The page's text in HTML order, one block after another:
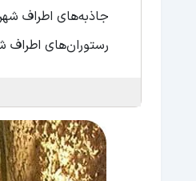
جاذبه‌های اطراف
رستوران‌های اطراف